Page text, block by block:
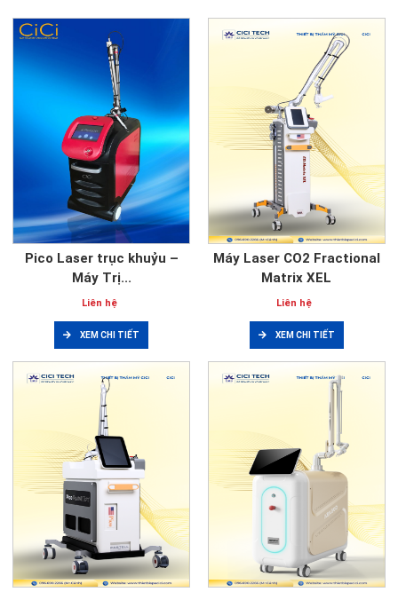
Pico Laser trục khuỷu –
Máy Trị...
Liên hệ
XEM CHI TIẾT
Máy Laser CO2 Fractional
Matrix XEL
Liên hệ
XEM CHI TIẾT